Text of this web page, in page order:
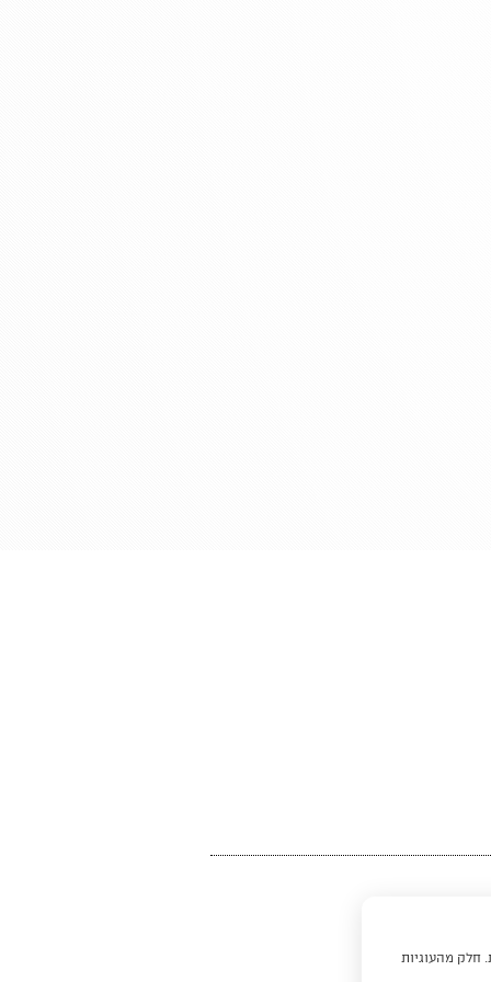
חלק מהעוגיות